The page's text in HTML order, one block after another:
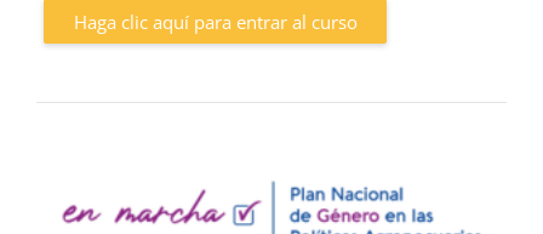
Haga clic aquí para entrar al curso